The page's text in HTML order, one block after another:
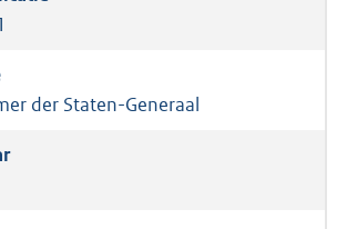
der Staten-Generaal